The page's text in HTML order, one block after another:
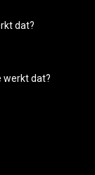
dat?
werkt dat?